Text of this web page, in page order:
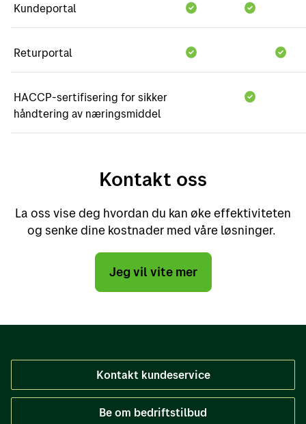
Kundeportal
Returportal
HACCP-sertifisering for sikker
håndtering av næringsmiddel
Kontakt oss
La oss vise deg hvordan du kan øke effektiviteten
og senke dine kostnader med våre løsninger.
Jeg vil vite mer
Kontakt kundeservice
Be om bedriftstilbud